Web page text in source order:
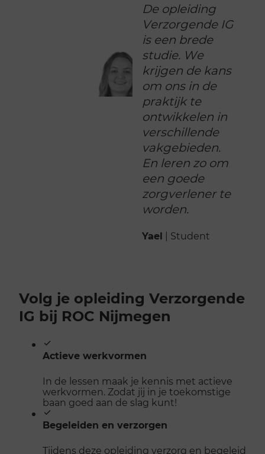
De opleiding
Verzorgende IG
is een brede
studie. We
krijgen de kans
om ons in de
praktijk te
ontwikkelen in
verschillende
vakgebieden.
En leren zo om
een goede
zorgverlener te
worden.
Yael | Student
Volg je opleiding Verzorgende
IG bij ROC Nijmegen
Actieve werkvormen
In de lessen maak je kennis met actieve
werkvormen. Zodat jij in je toekomstige
baan goed aan de slag kunt!
Begeleiden en verzorgen
Tijdens deze opleiding verzorg en begeleid